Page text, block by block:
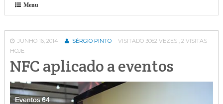
Menu
JUNHO 16, 2014 SÉRGIO PINTO
VISITADO 3062 VEZES , 2 VISITAS
HOJE
NFC aplicado a eventos
Eventos64
Eventos64
Eventos64
Eventos64
Eventos64